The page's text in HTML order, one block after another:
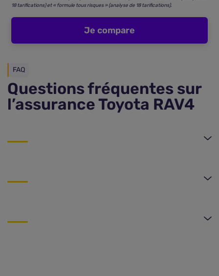
18 tarifications) et « formule tous risques » (analyse de 18 tarifications).
Je compare
FAQ
Questions fréquentes sur
l’assurance Toyota RAV4